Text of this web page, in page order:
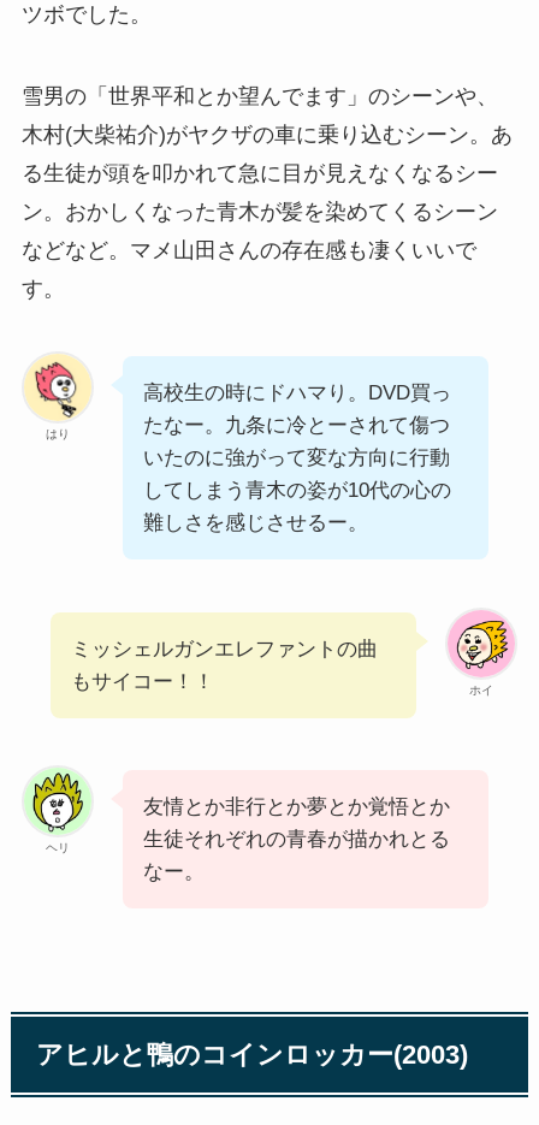
ツボでした。
雪男の「世界平和とか望んでます」のシーンや、
木村(大柴祐介)がヤクザの車に乗り込むシーン。あ
る生徒が頭を叩かれて急に目が見えなくなるシー
ン。おかしくなった青木が髪を染めてくるシーン
などなど。マメ山田さんの存在感も凄くいいで
す。
はり
高校生の時にドハマり。DVD買っ
たなー。九条に冷とーされて傷つ
いたのに強がって変な方向に行動
してしまう青木の姿が10代の心の
難しさを感じさせるー。
ホイ
ミッシェルガンエレファントの曲
もサイコー！！
ヘリ
友情とか非行とか夢とか覚悟とか
生徒それぞれの青春が描かれとる
なー。
アヒルと鴨のコインロッカー(2003)